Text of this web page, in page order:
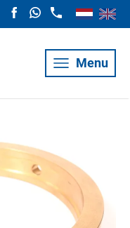
Menu